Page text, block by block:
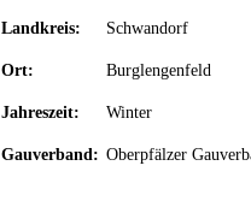
Landkreis: Schwandorf
Ort: Burglengenfeld
Jahreszeit: Winter
Gauverband: Oberpfälzer